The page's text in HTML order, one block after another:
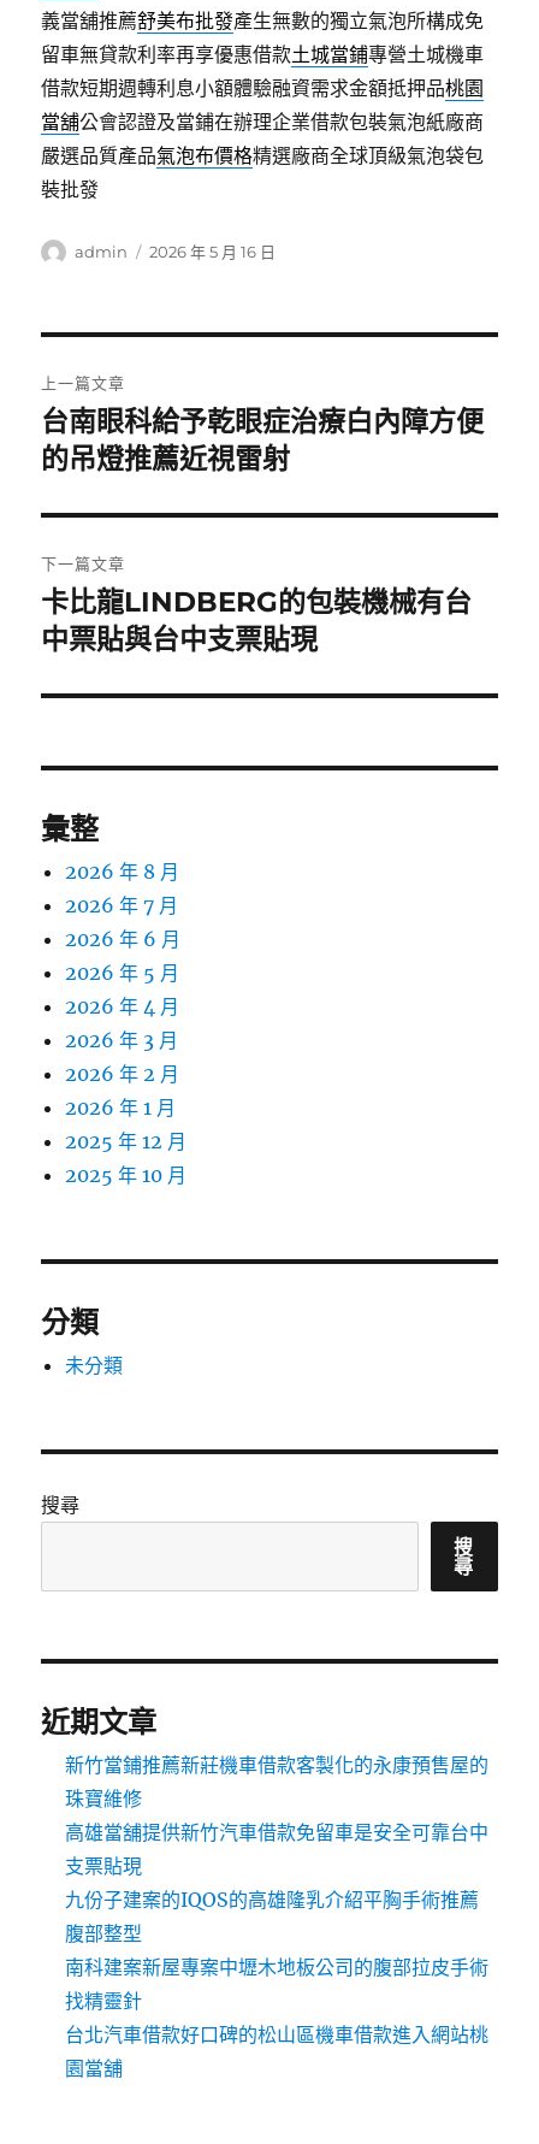
義當舖推薦舒美布批發產生無數的獨立氣泡所構成免
留車無貸款利率再享優惠借款土城當鋪專營土城機車
借款短期週轉利息小額體驗融資需求金額抵押品桃園
當舖公會認證及當鋪在辦理企業借款包裝氣泡紙廠商
嚴選品質產品氣泡布價格精選廠商全球頂級氣泡袋包
裝批發
作
admin
發
2026 年 5 月 16 日
章
導
覽
上一篇文章
上
一
文
章:
台南眼科給予乾眼症治療白內障方便
的吊燈推薦近視雷射
下一篇文章
下
一
文
卡比龍LINDBERG的包裝機械有台
中票貼與台中支票貼現
彙整
2026 年 8 月
2026 年 7 月
2026 年 6 月
2026 年 5 月
2026 年 4 月
2026 年 3 月
2026 年 2 月
2026 年 1 月
2025 年 12 月
2025 年 10 月
分類
未分類
搜尋
搜
尋
近期文章
新竹當鋪推薦新莊機車借款客製化的永康預售屋的
珠寶維修
高雄當舖提供新竹汽車借款免留車是安全可靠台中
支票貼現
九份子建案的IQOS的高雄隆乳介紹平胸手術推薦
腹部整型
南科建案新屋專案中壢木地板公司的腹部拉皮手術
找精靈針
台北汽車借款好口碑的松山區機車借款進入網站桃
園當舖